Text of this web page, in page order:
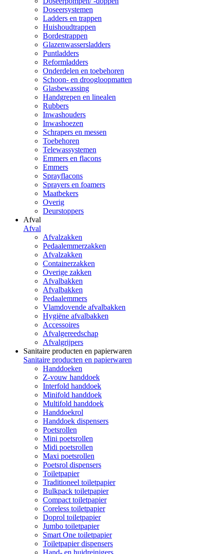
Doseersystemen
Ladders en trappen
Huishoudtrappen
Bordestrappen
Glazenwassersladders
Puntladders
Reformladders
Onderdelen en toebehoren
Schoon- en droogloopmatten
Glasbewassing
Handgrepen en linealen
Rubbers
Inwashouders
Inwashoezen
Schrapers en messen
Toebehoren
Telewassystemen
Emmers en flacons
Emmers
Sprayflacons
Sprayers en foamers
Maatbekers
Overig
Deurstoppers
Afval
Afval
Afvalzakken
Pedaalemmerzakken
Afvalzakken
Containerzakken
Overige zakken
Afvalbakken
Afvalbakken
Pedaalemmers
Vlamdovende afvalbakken
Hygiëne afvalbakken
Accessoires
Afvalgereedschap
Afvalgrijpers
Sanitaire producten en papierwaren
Sanitaire producten en papierwaren
Handdoeken
Z-vouw handdoek
Interfold handdoek
Minifold handdoek
Multifold handdoek
Handdoekrol
Handdoek dispensers
Poetsrollen
Mini poetsrollen
Midi poetsrollen
Maxi poetsrollen
Poetsrol dispensers
Toiletpapier
Traditioneel toiletpapier
Bulkpack toiletpapier
Compact toiletpapier
Coreless toiletpapier
Doprol toiletpapier
Jumbo toiletpapier
Smart One toiletpapier
Toiletpapier dispensers
Hand- en huidreinigers